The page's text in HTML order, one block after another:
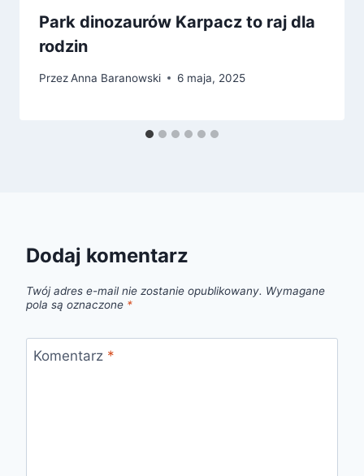
Park dinozaurów Karpacz to raj dla
rodzin
PrzezAnna Baranowski 6 maja, 2025
Dodaj komentarz
Twój adres e-mail nie zostanie opublikowany. Wymagane
pola są oznaczone *
Komentarz *